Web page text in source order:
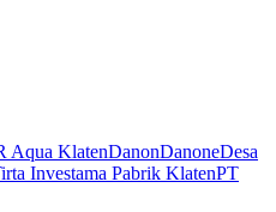
Aqua KlatenDanonDanoneDesa
Investama Pabrik KlatenPT